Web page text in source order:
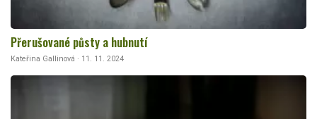
Přerušované půsty a hubnutí
Kateřina Gallinová · 11. 11. 2024